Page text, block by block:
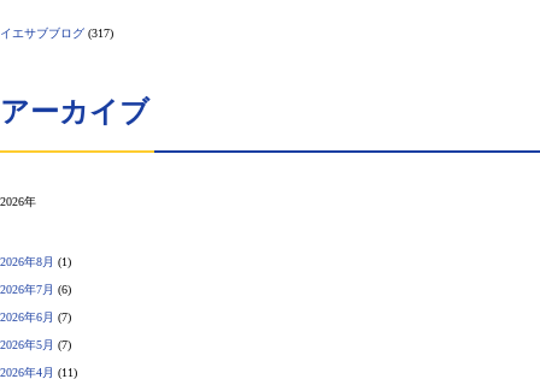
イエサブブログ (317)
アーカイブ
2026年
2026年8月 (1)
2026年7月 (6)
2026年6月 (7)
2026年5月 (7)
2026年4月 (11)